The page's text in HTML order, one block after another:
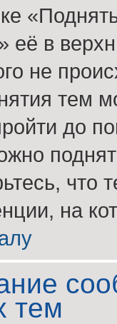
её в
не
тем
до
на
тем